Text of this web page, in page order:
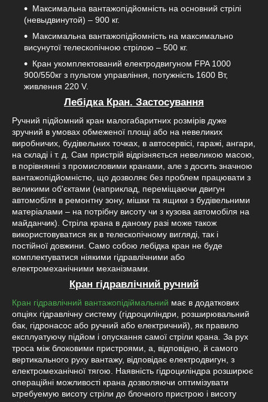
Максимальна вантажопідйомність на основний стрілі
(невыдвинутой) – 900 кг.
Максимальна вантажопідйомність на максимально
висунутої телескопічною стрілою – 500 кг.
Кран укомплектований електродвигуном FPA 1000
900/550кг з пультом управління, потужність 1600 Вт,
живлення 220 V.
Лебідка Кран. Застосування
Ручний підйомний кран малогабаритних розмірів дуже
зручний в умовах обмеженої площі або на невеликих
виробничих, будівельних точках, в автосервісі, гаражі, ангари,
на складі і т. д. Сам пристрій відрізняється невеликою масою,
в порівнянні з промисловими кранами, але з досить значною
вантажопідйомністю, що дозволяє без проблем працювати з
великими об'єктами (наприклад, переміщаючи двигун
автомобіля в ремонтну зону, мішки та ящики з будівельними
матеріалами – на потрібну висоту чи з кузова автомобіля на
майданчик). Стріла крана в даному разі може також
використовуватися як в телескопічному вигляді, так і
постійної довжини. Само собою лебідка кран не буде
комплектуватися ніякими гідравлічними або
електромеханічними механізмами.
Кран гідравлічний ручний
Кран гідравлічний вантажопідіймальний має в додаткових
опціях гідравлічну систему (гідроциліндри, розширювальний
бак, гідронасос або ручний або електричний), як правило
експлуатуючу підйом і опускання самої стріли крана. За рух
троса між блоковими пристроями, а, відповідно, й самого
вертикального руху вантажу, відповідає електродвигун, з
електромеханічної тягою. Наявність гідроциліндра розширює
операційні можливості крана дозволяючи оптимізувати
ьтребуемую висоту стріли до блочного пристрою і висоту